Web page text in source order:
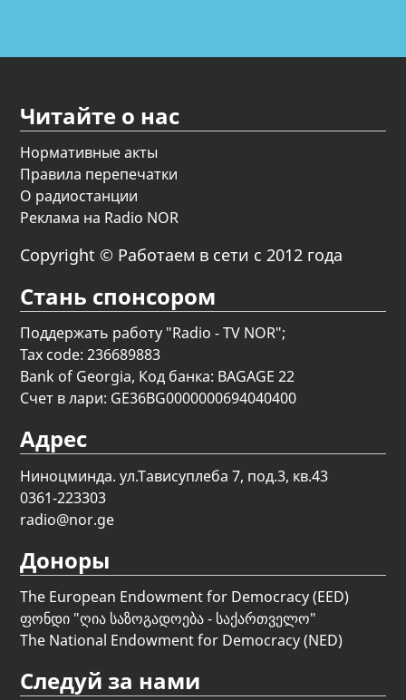
Читайте о нас
Нормативные акты
Правила перепечатки
О радиостанции
Реклама на Radio NOR
Copyright © Работаем в сети с 2012 года
Стань спонсором
Поддержать работу "Radio - TV NOR";
Tax code: 236689883
Bank of Georgia, Код банка: BAGAGE 22
Счет в лари: GE36BG0000000694040400
Адрес
Ниноцминда. ул.Тависуплеба 7, под.3, кв.43
0361-223303
radio@nor.ge
Доноры
The European Endowment for Democracy (EED)
ფონდი "ღია საზოგადოება - საქართველო"
The National Endowment for Democracy (NED)
Следуй за нами